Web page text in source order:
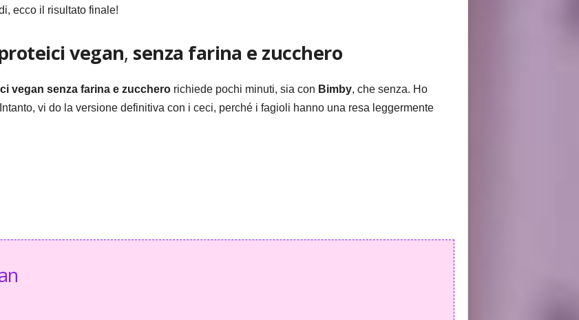
ecco il risultato finale!
vegan, senza farina e zucchero
vegan senza farina e zuccherorichiede pochi minuti, sia con Bimby, che senza. Ho
vi do la versione definitiva con i ceci, perché i fagioli hanno una resa leggermente